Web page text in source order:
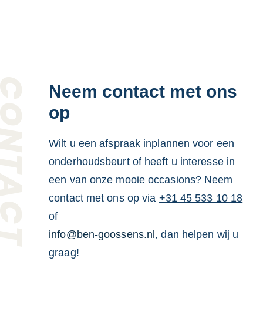
Neem contact met ons
op
Wilt u een afspraak inplannen voor een
onderhoudsbeurt of heeft u interesse in
een van onze mooie occasions? Neem
contact met ons op via +31 45 533 10 18
of
info@ben-goossens.nl , dan helpen wij u
graag!